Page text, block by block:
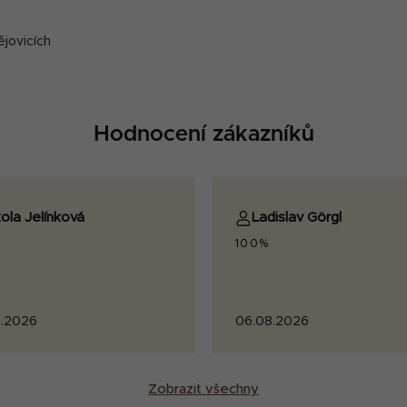
Hodnocení zákazníků
Jelínková Ladislav Görgl
100%
06.08.2026
Zobrazit všechny